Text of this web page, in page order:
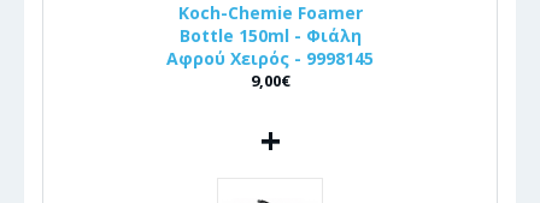
Koch-Chemie Foamer
Bottle 150ml - Φιάλη
Αφρού Χειρός - 9998145
9,00€
+